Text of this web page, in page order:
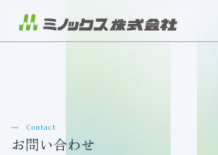
Contact
お問い合わせ